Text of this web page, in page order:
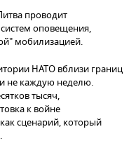
проводит
оповещения,
мобилизацией.
НАТО вблизи границ
не каждую неделю.
тысяч,
к войне
сценарий, который